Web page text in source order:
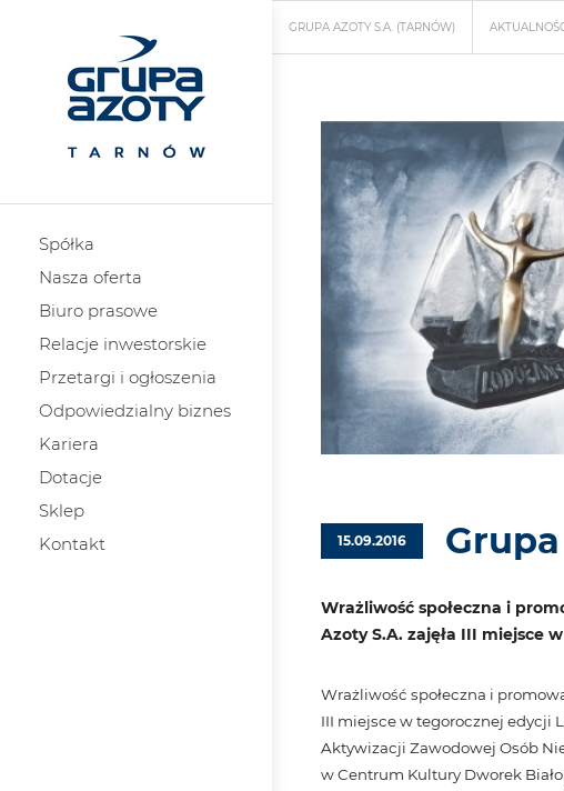
Spółka
Nasza oferta
Biuro prasowe
Relacje inwestorskie
Przetargi i ogłoszenia
Odpowiedzialny biznes
Kariera
Dotacje
Sklep
Kontakt
GRUPA AZOTY S.A. (TARNÓW)
15.09.2016
Wrażliwość społeczna i
Azoty S.A. zajęła III miejsce
Wrażliwość społeczna i
III miejsce w tegorocznej edycji
Aktywizacji Zawodowej Osób
w Centrum Kultury Dworek